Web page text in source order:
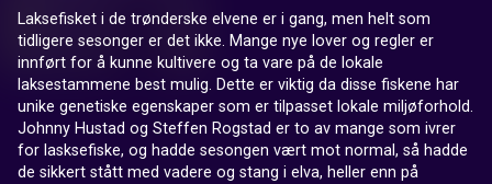
Laksefisket i de trønderske elvene er i gang, men helt som
tidligere sesonger er det ikke. Mange nye lover og regler er
innført for å kunne kultivere og ta vare på de lokale
laksestammene best mulig. Dette er viktig da disse fiskene har
unike genetiske egenskaper som er tilpasset lokale miljøforhold.
Johnny Hustad og Steffen Rogstad er to av mange som ivrer
for lasksefiske, og hadde sesongen vært mot normal, så hadde
de sikkert stått med vadere og stang i elva, heller enn på